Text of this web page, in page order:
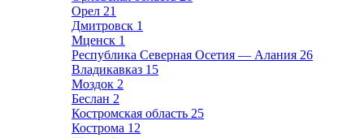
Орел 21
Дмитровск 1
Мценск 1
Республика Северная Осетия — Алания 26
Владикавказ 15
Моздок 2
Беслан 2
Костромская область 25
Кострома 12